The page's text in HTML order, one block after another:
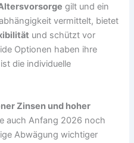
gilt und ein
vermittelt, bietet
und schützt vor
Optionen haben ihre
die individuelle
Zinsen und hoher
auch Anfang 2026 noch
Abwägung wichtiger